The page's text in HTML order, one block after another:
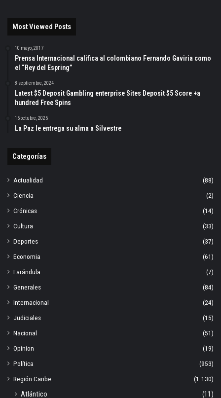
Most Viewed Posts
10 mayo, 2017
Prensa Internacional califica al colombiano Fernando Gaviria como
el “Rey del Espring”
8 septiembre, 2024
Latest $5 Deposit Gambling enterprise Sites Deposit $5 Score +a
hundred Free Spins
15 octubre, 2025
La Paz le entrega su alma a Silvestre
Categorías
Actualidad
(88)
Ciencia
(2)
Crónicas
(14)
Cultura
(33)
Deportes
(37)
Economia
(61)
Farándula
(7)
Generales
(84)
Internacional
(24)
Judiciales
(15)
Nacional
(51)
Opinion
(19)
Política
(953)
Región Caribe
(1.130)
Atlántico
(11)